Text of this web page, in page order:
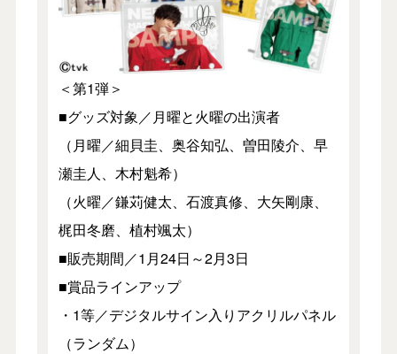
＜第1弾＞
■グッズ対象／月曜と火曜の出演者
（月曜／細貝圭、奥谷知弘、曽田陵介、早
瀬圭人、木村魁希）
（火曜／鎌苅健太、石渡真修、大矢剛康、
梶田冬磨、植村颯太）
■販売期間／1月24日～2月3日
■賞品ラインアップ
・1等／デジタルサイン入りアクリルパネル
（ランダム）